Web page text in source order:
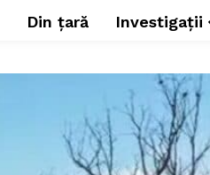
Din țară Investigații